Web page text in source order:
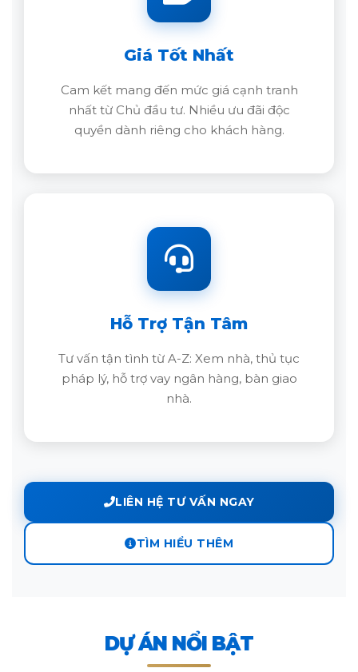
Giá Tốt Nhất
Cam kết mang đến mức giá cạnh tranh
nhất từ Chủ đầu tư. Nhiều ưu đãi độc
quyền dành riêng cho khách hàng.
Hỗ Trợ Tận Tâm
Tư vấn tận tình từ A-Z: Xem nhà, thủ tục
pháp lý, hỗ trợ vay ngân hàng, bàn giao
nhà.
LIÊN HỆ TƯ VẤN NGAY
TÌM HIỂU THÊM
DỰ ÁN NỔI BẬT